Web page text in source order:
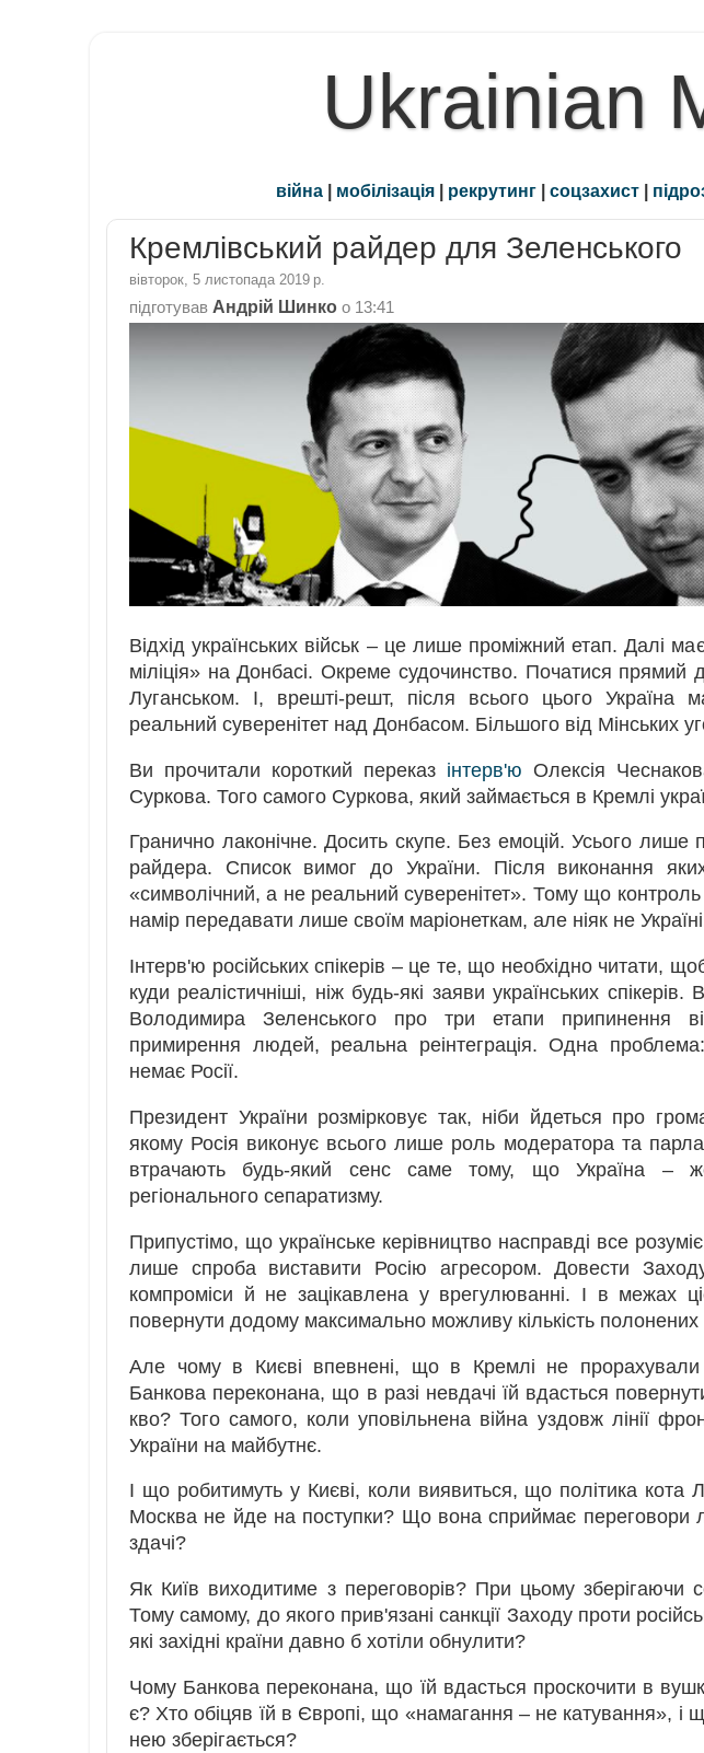
Ukrainian
війна | мобілізація | рекрутинг | соцзахист |
Кремлівський райдер для Зеленського
вівторок, 5 листопада 2019 р.
підготував Андрій Шинко о 13:41
Відхід українських військ ‒ це лише проміжний етап. Далі
міліція» на Донбасі. Окреме судочинство. Початися прямий
Луганськом. І, врешті-решт, після всього цього Україна
реальний суверенітет над Донбасом. Більшого від Мінських
Ви прочитали короткий переказ інтерв'ю Олексія
Суркова. Того самого Суркова, який займається в Кремлі
Гранично лаконічне. Досить скупе. Без емоцій. Усього лише
райдера. Список вимог до України. Після виконання
«символічний, а не реальний суверенітет». Тому що
намір передавати лише своїм маріонеткам, але ніяк не
Інтерв'ю російських спікерів ‒ це те, що необхідно читати,
куди реалістичніші, ніж будь-які заяви українських
Володимира Зеленського про три етапи припинення
примирення людей, реальна реінтеграція. Одна
немає Росії.
Президент України розмірковує так, ніби йдеться про
якому Росія виконує всього лише роль модератора та
втрачають будь-який сенс саме тому, що Україна ‒
регіонального сепаратизму.
Припустімо, що українське керівництво насправді все
лише спроба виставити Росію агресором. Довести
компроміси й не зацікавлена у врегулюванні. І в межах
повернути додому максимально можливу кількість полонених
Але чому в Києві впевнені, що в Кремлі не прорахували
Банкова переконана, що в разі невдачі їй вдасться
кво? Того самого, коли уповільнена війна уздовж лінії
України на майбутнє.
І що робитимуть у Києві, коли виявиться, що політика
Москва не йде на поступки? Що вона сприймає переговори
здачі?
Як Київ виходитиме з переговорів? При цьому зберігаючи
Тому самому, до якого прив'язані санкції Заходу проти
які західні країни давно б хотіли обнулити?
Чому Банкова переконана, що їй вдасться проскочити в
є? Хто обіцяв їй в Європі, що «намагання ‒ не катування», і
нею зберігається?